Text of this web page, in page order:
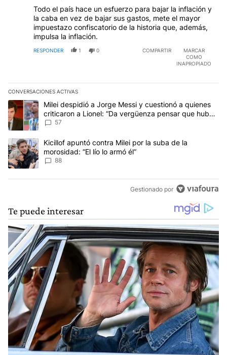
Todo el país hace un esfuerzo para bajar la inflación y
la caba en vez de bajar sus gastos, mete el mayor
impuestazo confiscatorio de la historia que, además,
impulsa la inflación.
RESPONDER 1 0 COMPARTIR
MARCAR
COMO
INAPROPIADO
CONVERSACIONES ACTIVAS
Este listado muestra los artículos con más comentarios en los
Un artículo de tendencia con el título "Milei despidió a Jorge
Milei despidió a Jorge Messi y cuestionó a quienes
criticaron a Lionel: “Da vergüenza pensar que hubo
anti-Messi”
57
Un artículo de tendencia con el título "Kicillof apuntó contra Milei
Kicillof apuntó contra Milei por la suba de la
morosidad: “El lío lo armó él”
88
Gestionado por